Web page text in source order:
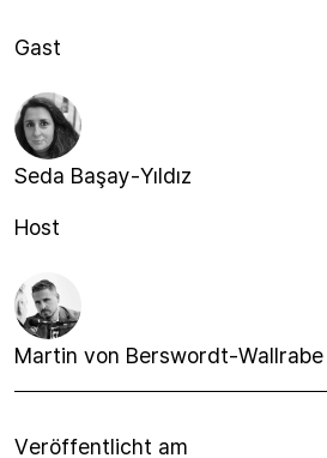
Gast
Seda Başay-Yıldız
Host
Martin von Berswordt-Wallrabe
Veröffentlicht am